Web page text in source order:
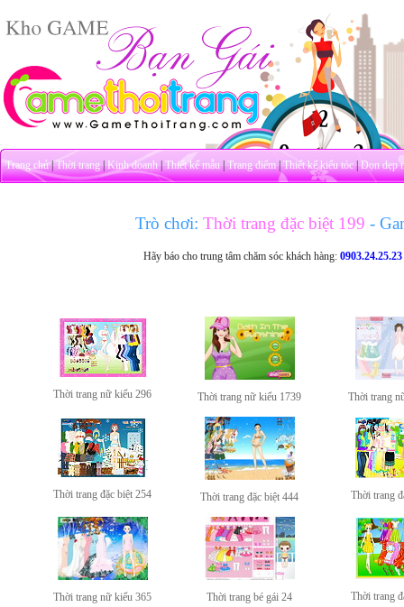
Trang chủ|Thời trang|Kinh doanh|Thiết kế mẫu|Trang điểm|Thiết kế kiểu tóc|Dọn dẹp
Trò chơi: Thời trang đặc biệt 199-
Hãy báo cho trung tâm chăm sóc khách hàng:0903.24.25.23
Thời trang nữ kiểu 296 Thời trang nữ kiểu 1739 Thời trang
Thời trang đặc biệt 254 Thời trang đặc biệt 444 Thời trang
Thời trang nữ kiểu 365 Thời trang bé gái 24 Thời trang